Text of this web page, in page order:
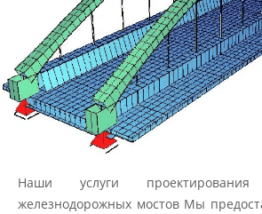
Наши услуги проектирования
железнодорожных мостов Мы